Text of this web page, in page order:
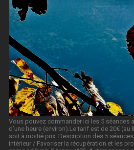
Vous pouvez commander ici les 5 séances
d’une heure (environ).Le tarif est de 20€ (au
soit à moitié prix. Description des 5 séances
intérieur / Favoriser la récupération et les